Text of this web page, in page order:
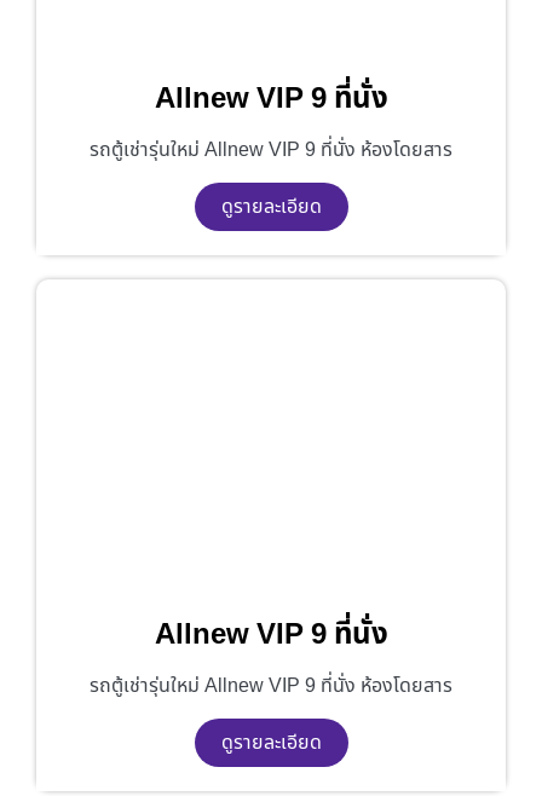
Allnew VIP 9 ที่นั่ง
รถตู้เช่ารุ่นใหม่ Allnew VIP 9 ที่นั่ง ห้องโดยสาร
ดูรายละเอียด
Allnew VIP 9 ที่นั่ง
รถตู้เช่ารุ่นใหม่ Allnew VIP 9 ที่นั่ง ห้องโดยสาร
ดูรายละเอียด